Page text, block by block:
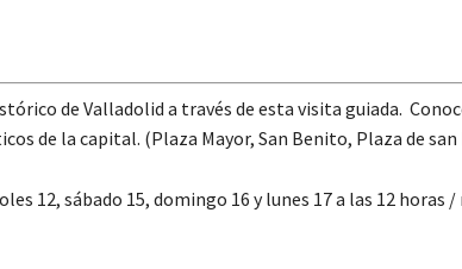
de Valladolid a través de esta visita guiada.
de la capital. (Plaza Mayor, San Benito, Plaza de
12, sábado 15, domingo 16 y lunes 17 a las 12 horas /